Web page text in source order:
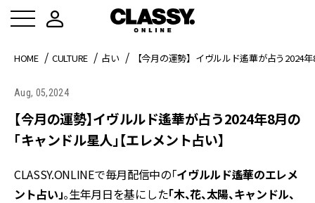
HOME CULTURE 占い 【今月の運勢】イヴルルド遙華が占う2024
Aug, 05,2024
【今月の運勢】イヴルルド遙華が占う2024年8月の
「キャンドル星人」【エレメント占い】
CLASSY.ONLINEで毎月配信中の「イヴルルド遙華のエレメ
ント占い」。生年月日を基にした「木、花、太陽、キャンドル、